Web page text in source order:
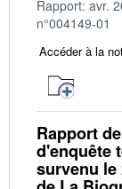
Rapport: avr.
n°004149-01
Accéder à la
Rapport
d'enquête
survenu le